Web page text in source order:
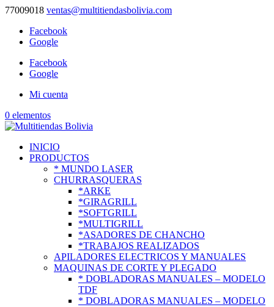
77009018 ventas@multitiendasbolivia.com
Facebook
Google
Facebook
Google
Mi cuenta
0 elementos
INICIO
PRODUCTOS
* MUNDO LASER
CHURRASQUERAS
*ARKE
*GIRAGRILL
*SOFTGRILL
*MULTIGRILL
*ASADORES DE CHANCHO
*TRABAJOS REALIZADOS
APILADORES ELECTRICOS Y MANUALES
MAQUINAS DE CORTE Y PLEGADO
* DOBLADORAS MANUALES – MODELO
TDF
* DOBLADORAS MANUALES – MODELO